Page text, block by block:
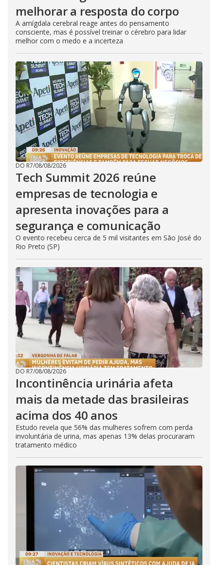
melhorar a resposta do corpo
A amígdala cerebral reage antes do pensamento
consciente, mas é possível treinar o cérebro para lidar
melhor com o medo e a incerteza
DO R7/08/08/2026
Tech Summit 2026 reúne
empresas de tecnologia e
apresenta inovações para a
segurança e comunicação
O evento recebeu cerca de 5 mil visitantes em São José do
Rio Preto (SP)
DO R7/08/08/2026
Incontinência urinária afeta
mais da metade das brasileiras
acima dos 40 anos
Estudo revela que 56% das mulheres sofrem com perda
involuntária de urina, mas apenas 13% delas procuraram
tratamento médico